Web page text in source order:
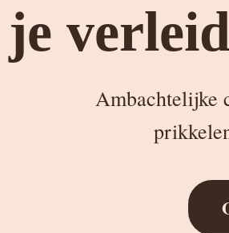
Ambachtelijke